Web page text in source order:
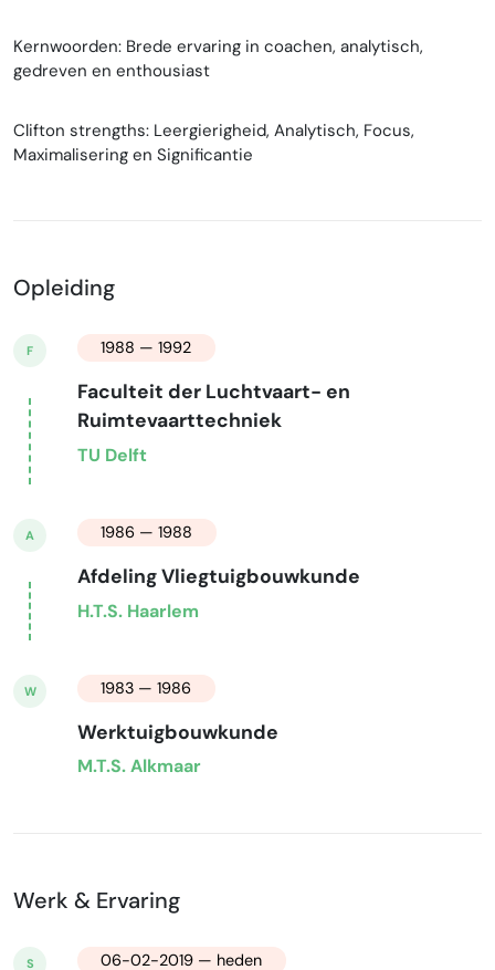
Kernwoorden: Brede ervaring in coachen, analytisch,
gedreven en enthousiast
Clifton strengths: Leergierigheid, Analytisch, Focus,
Maximalisering en Significantie
Opleiding
F 1988 — 1992
Faculteit der Luchtvaart- en
Ruimtevaarttechniek
TU Delft
A 1986 — 1988
Afdeling Vliegtuigbouwkunde
H.T.S. Haarlem
W 1983 — 1986
Werktuigbouwkunde
M.T.S. Alkmaar
Werk & Ervaring
S 06-02-2019 — heden